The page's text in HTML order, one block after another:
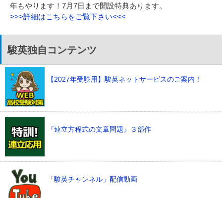
年もやります！7月7日まで開設特典あります。
>>>詳細はこちらをご覧下さい<<<
駿英独自コンテンツ
【2027年受験用】駿英ネットサービスのご案内！
『連立方程式の文章問題』３部作
「駿英チャンネル」配信動画